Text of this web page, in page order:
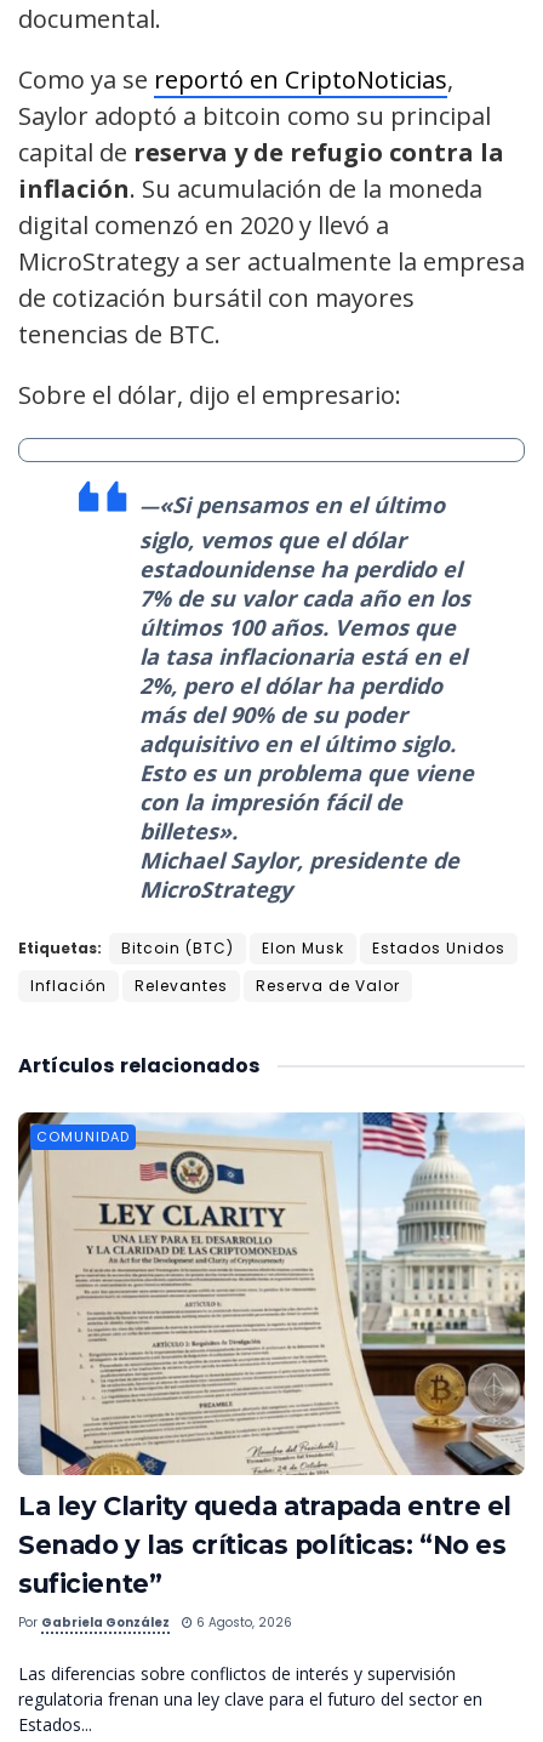
documental.
Como ya se reportó en CriptoNoticias,
Saylor adoptó a bitcoin como su principal
capital de reserva y de refugio contra la
inflación. Su acumulación de la moneda
digital comenzó en 2020 y llevó a
MicroStrategy a ser actualmente la empresa
de cotización bursátil con mayores
tenencias de BTC.
Sobre el dólar, dijo el empresario:
«Si pensamos en el último
siglo, vemos que el dólar
estadounidense ha perdido el
7% de su valor cada año en los
últimos 100 años. Vemos que
la tasa inflacionaria está en el
2%, pero el dólar ha perdido
más del 90% de su poder
adquisitivo en el último siglo.
Esto es un problema que viene
con la impresión fácil de
billetes».
Michael Saylor, presidente de
MicroStrategy
Etiquetas: Bitcoin (BTC) Elon Musk
Estados Unidos
Inflación
Relevantes Reserva de Valor
relacionados
Artículos
COMUNIDAD
La ley Clarity queda atrapada entre el
Senado y las críticas políticas: “No es
suficiente”
Por Gabriela González 6 Agosto, 2026
Las diferencias sobre conflictos de interés y supervisión
regulatoria frenan una ley clave para el futuro del sector en
Estados...